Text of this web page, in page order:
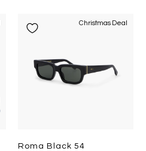
Christmas Deal
Roma Black 54